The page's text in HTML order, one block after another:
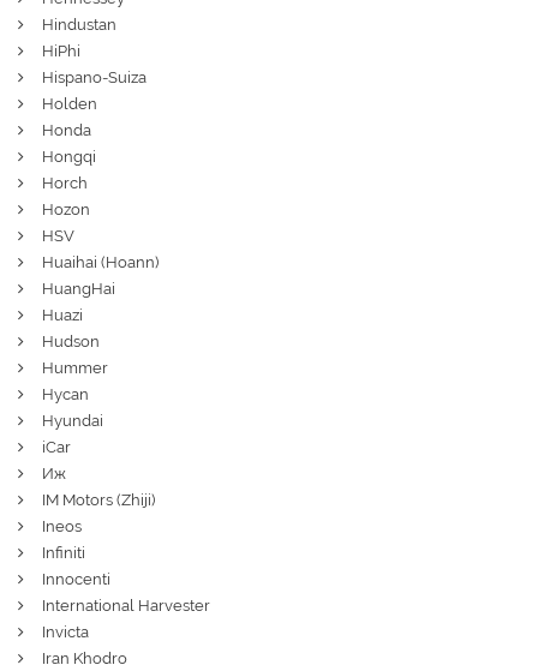
Hindustan
HiPhi
Hispano-Suiza
Holden
Honda
Hongqi
Horch
Hozon
HSV
Huaihai (Hoann)
HuangHai
Huazi
Hudson
Hummer
Hycan
Hyundai
iCar
Иж
IM Motors (Zhiji)
Ineos
Infiniti
Innocenti
International Harvester
Invicta
Iran Khodro